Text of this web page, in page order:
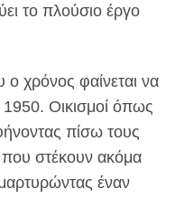
το πλούσιο έργο
ο χρόνος φαίνεται να
1950. Οικισμοί όπως
πίσω τους
που στέκουν ακόμα
έναν